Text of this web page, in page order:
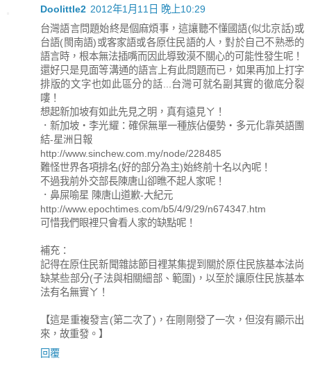
Doolittle2 2012年1月11日 晚上10:29
台灣語言問題始終是個麻煩事，這讓聽不懂國語(似北京話)或
台語(閩南語)或客家語或各原住民語的人，對於自己不熟悉的
語言時，根本無法插嘴而因此導致漠不關心的可能性發生呢！
還好只是見面等溝通的語言上有此問題而已，如果再加上打字
排版的文字也如此區分的話...台灣可就名副其實的徹底分裂
嘍！
想起新加坡有如此先見之明，真有遠見ㄚ！
．新加坡‧李光耀：確保無單一種族佔優勢‧多元化靠英語團
結-星洲日報
http://www.sinchew.com.my/node/228485
難怪世界各項排名(好的部分為主)始終前十名以內呢！
不過我前外交部長陳唐山卻瞧不起人家呢！
．鼻屎喻星 陳唐山道歉-大紀元
http://www.epochtimes.com/b5/4/9/29/n674347.htm
可惜我們眼裡只會看人家的缺點呢！
補充：
記得在原住民新聞雜誌節目裡某集提到關於原住民族基本法尚
缺某些部分(子法與相關細部、範圍)，以至於讓原住民族基本
法有名無實ㄚ！
【這是重複發言(第二次了)，在剛剛發了一次，但沒有顯示出
來，故重發。】
回覆